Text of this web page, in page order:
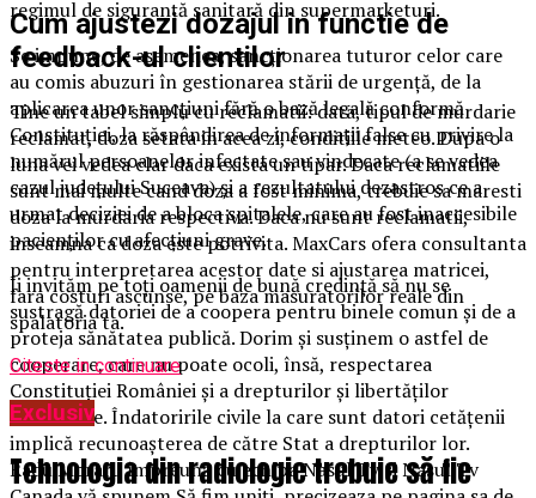
regimul de siguranță sanitară din supermarketuri.
Se impune, de asemenea, sancționarea tuturor celor care
au comis abuzuri în gestionarea stării de urgență, de la
aplicarea unor sancțiuni fără o bază legală conformă
Constituției, la răspândirea de informații false cu privire la
numărul persoanelor infectate sau vindecate (a se vedea
cazul județului Suceava) și a rezultatului dezastros ce a
urmat deciziei de a bloca spitalele, care au fost inaccesibile
pacienților cu afecțiuni grave.
Îi invităm pe toți oamenii de bună credință să nu se
sustragă datoriei de a coopera pentru binele comun și de a
proteja sănătatea publică. Dorim și susținem o astfel de
cooperare, care nu poate ocoli, însă, respectarea
Constituției României și a drepturilor și libertăților
individuale. Îndatoririle civile la care sunt datori cetățenii
implică recunoașterea de către Stat a drepturilor lor.
Radu Moraru împreună cu echipa Nasul Tv si Nasul Tv
Cum ajustezi dozajul in functie de
feedback-ul clientilor
Tine un tabel simplu cu reclamatii: data, tipul de murdarie
reclamat, doza setata in acea zi, conditiile meteo. Dupa o
luna vei vedea clar daca exista un tipar. Daca reclamatiile
sunt mai multe cand doza a fost minima, trebuie sa maresti
doza la murdaria respectiva. Daca nu sunt reclamatii,
inseamna ca doza este potrivita. MaxCars ofera consultanta
pentru interpretarea acestor date si ajustarea matricei,
fara costuri ascunse, pe baza masuratorilor reale din
spalatoria ta.
Citeste in continuare
Exclusiv
Tehnologia din radiologie trebuie să fie